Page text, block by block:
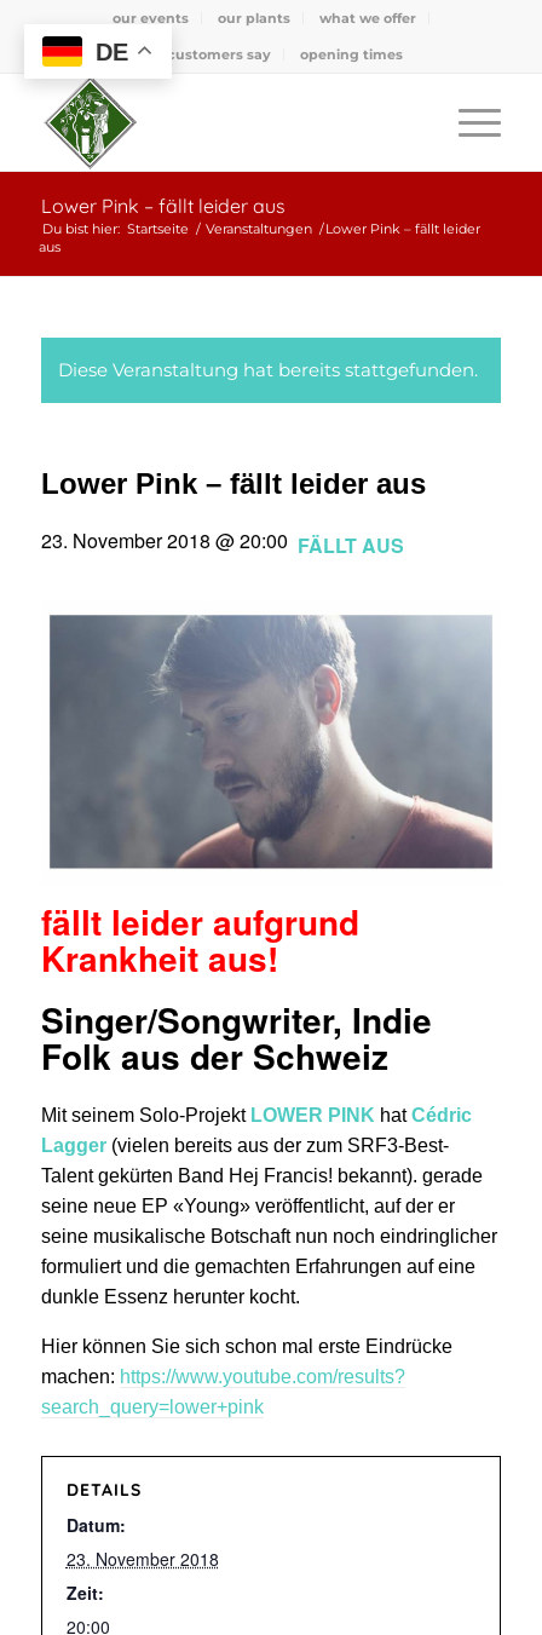
our events our plants what we offer
what customers say opening times
Lower Pink – fällt leider aus
Du bist hier: Startseite / Veranstaltungen /Lower Pink – fällt leider
aus
Diese Veranstaltung hat bereits stattgefunden.
Lower Pink – fällt leider aus
23. November 2018 @ 20:00 FÄLLT AUS
fällt leider aufgrund
Krankheit aus!
Singer/Songwriter, Indie
Folk aus der Schweiz
Mit seinem Solo-Projekt LOWER PINK hatCédric
Lagger(vielen bereits aus der zum SRF3-Best-
Talentgekürten Band Hej Francis! bekannt). gerade
seine neue EP «Young» veröffentlicht, auf der er
seine musikalische Botschaft nun noch eindringlicher
formuliert und die gemachten Erfahrungen auf eine
dunkle Essenz herunter kocht.
Hier können Sie sich schon mal erste Eindrücke
machen: https://www.youtube.com/results?
search_query=lower+pink
DETAILS
Datum:
23. November 2018
Zeit:
20:00
DE